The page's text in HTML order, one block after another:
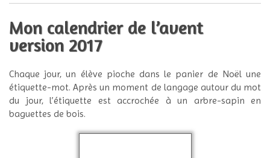
Mon calendrier de l’avent
version 2017
Chaque jour, un élève pioche dans le panier de Noël une
étiquette-mot. Après un moment de langage autour du mot
du jour, l’étiquette est accrochée à un arbre-sapin en
baguettes de bois.